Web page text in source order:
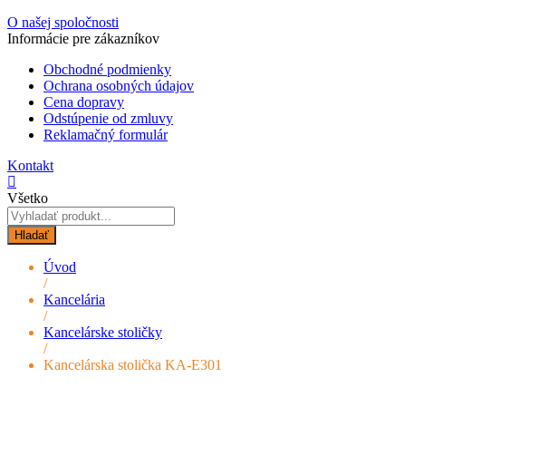
O našej spoločnosti
Informácie pre zákazníkov
Obchodné podmienky
Ochrana osobných údajov
Cena dopravy
Odstúpenie od zmluvy
Reklamačný formulár
Kontakt
Všetko
Hladať
Úvod
/
Kancelária
/
Kancelárske stoličky
/
Kancelárska stolička KA-E301